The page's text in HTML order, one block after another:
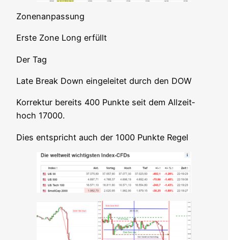
Zonen­an­pas­sung
Ers­te Zone Long erfüllt
Der Tag
Late Break Down ein­ge­lei­tet durch den DOW
Kor­rek­tur bereits 400 Punk­te seit dem All­zeit­
hoch 17000.
Dies ent­spricht auch der 1000 Punk­te Regel